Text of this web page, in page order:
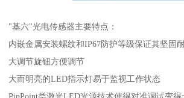
"基六"光电传感器主要特点：
内嵌金属安装螺纹和IP67防护等级保证其坚固
大调节旋钮方便调节
大而明亮的LED指示灯易于监视工作状态
PinPoint类激光LED光源技术使得对准调试变得